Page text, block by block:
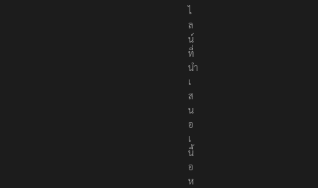
ไ
ล
น์
ที่
นำ
เ
ส
น
อ
เ
นื้
อ
ห